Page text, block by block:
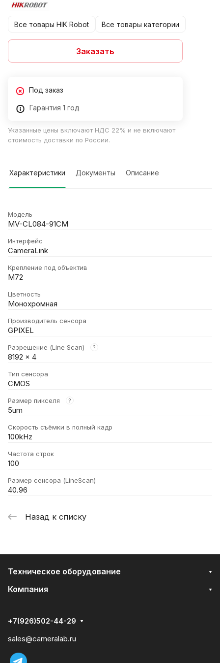
Все товары HIK Robot Все товары категории
Заказать
Под заказ
Гарантия 1 год
Указанные цены включают НДС 22% и не включают
стоимость доставки по России.
Характеристики Документы Описание
Модель
MV-CL084-91CM
Интерфейс
CameraLink
Крепление под объектив
M72
Цветность
Монохромная
Производитель сенсора
GPIXEL
Разрешение (Line Scan) ?
8192 x 4
Тип сенсора
CMOS
Размер пикселя ?
5um
Скорость съёмки в полный кадр
100kHz
Частота строк
100
Размер сенсора (LineScan)
40.96
Назад к списку
Техническое оборудование
Компания
+7(926)502-44-29
sales@cameralab.ru